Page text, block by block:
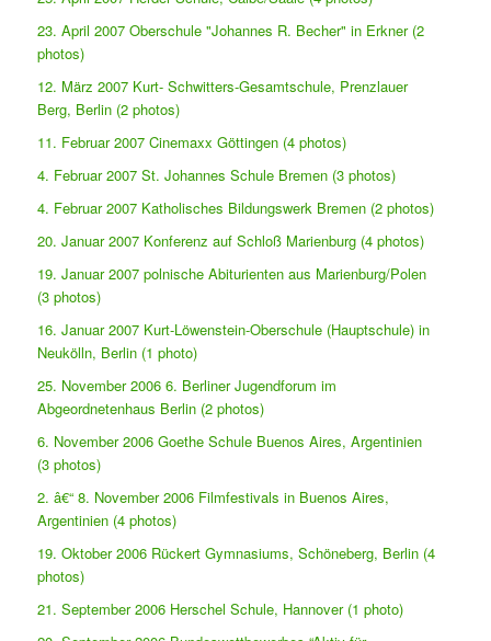
23. April 2007 Oberschule "Johannes R. Becher" in Erkner (2
photos)
12. März 2007 Kurt- Schwitters-Gesamtschule, Prenzlauer
Berg, Berlin (2 photos)
11. Februar 2007 Cinemaxx Göttingen (4 photos)
4. Februar 2007 St. Johannes Schule Bremen (3 photos)
4. Februar 2007 Katholisches Bildungswerk Bremen (2 photos)
20. Januar 2007 Konferenz auf Schloß Marienburg (4 photos)
19. Januar 2007 polnische Abiturienten aus Marienburg/Polen
(3 photos)
16. Januar 2007 Kurt-Löwenstein-Oberschule (Hauptschule) in
Neukölln, Berlin (1 photo)
25. November 2006 6. Berliner Jugendforum im
Abgeordnetenhaus Berlin (2 photos)
6. November 2006 Goethe Schule Buenos Aires, Argentinien
(3 photos)
2. â€“ 8. November 2006 Filmfestivals in Buenos Aires,
Argentinien (4 photos)
19. Oktober 2006 Rückert Gymnasiums, Schöneberg, Berlin (4
photos)
21. September 2006 Herschel Schule, Hannover (1 photo)